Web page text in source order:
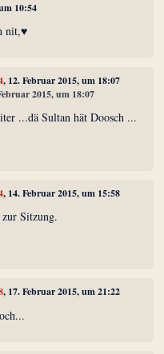
10:54
nit,♥
, 12. Februar 2015, um 18:07
2015, um 18:07
...dä Sultan hät Doosch ...
, 14. Februar 2015, um 15:58
Sitzung.
, 17. Februar 2015, um 21:22